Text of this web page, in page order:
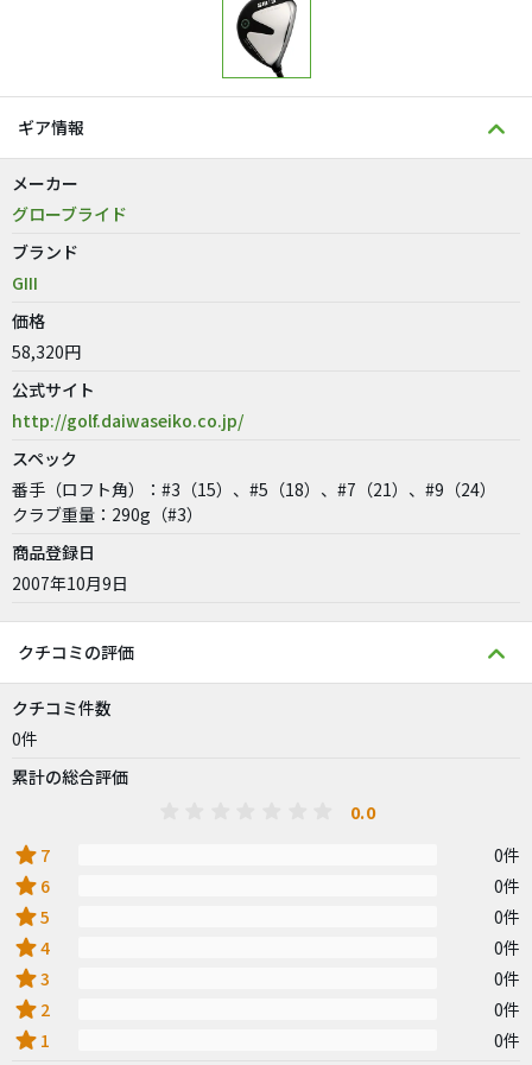
ギア情報
メーカー
グローブライド
ブランド
GIII
価格
58,320円
公式サイト
http://golf.daiwaseiko.co.jp/
スペック
番手（ロフト角）：#3（15）、#5（18）、#7（21）、#9（24）
クラブ重量：290g（#3）
商品登録日
2007年10月9日
クチコミの評価
クチコミ件数
0件
累計の総合評価
0.0
star 7 0件
star 6 0件
star5 0件
star4 0件
star3 0件
star 2 0件
star 1
0件